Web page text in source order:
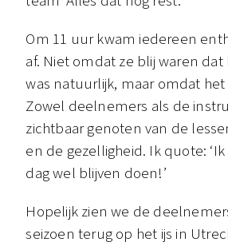
Om 11 uur kwam iedereen
af. Niet omdat ze blij waren
was natuurlijk, maar omdat het
Zowel deelnemers als de
zichtbaar genoten van de
en de gezelligheid. Ik quote:
dag wel blijven doen!’
Hopelijk zien we de
seizoen terug op het ijs in